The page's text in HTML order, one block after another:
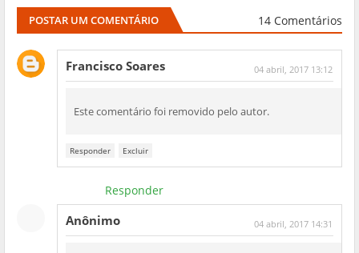
POSTAR UM COMENTÁRIO 14 Comentários
Francisco Soares 04 abril, 2017 13:12
Este comentário foi removido pelo autor.
Responder Excluir
Responder
Anônimo 04 abril, 2017 14:31